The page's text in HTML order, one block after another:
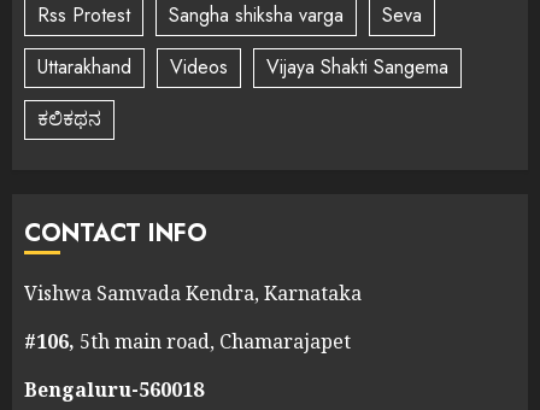
Rss Protest
Sangha shiksha varga
Seva
Uttarakhand
Videos
Vijaya Shakti Sangema
ಕಲಿಕಥನ
CONTACT INFO
Vishwa Samvada Kendra, Karnataka
#106, 5th main road, Chamarajapet
Bengaluru-560018